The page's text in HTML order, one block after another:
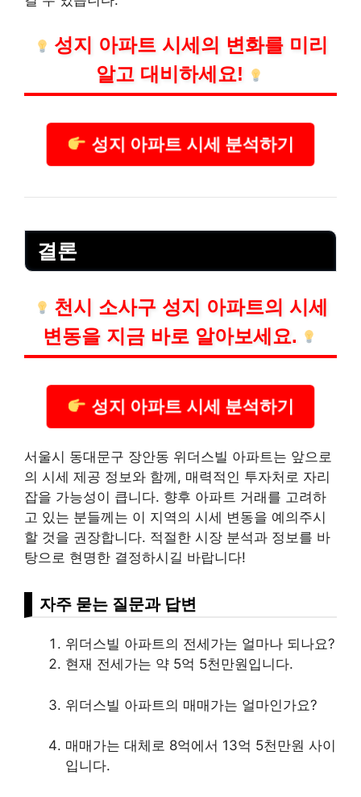
성지 아파트 시세의 변화를 미리
알고 대비하세요!
성지 아파트 시세 분석하기
결론
천시 소사구 성지 아파트의 시세
변동을 지금 바로 알아보세요.
성지 아파트 시세 분석하기
서울시 동대문구 장안동 위더스빌 아파트는 앞으로
의 시세 제공 정보와 함께, 매력적인 투자처로 자리
잡을 가능성이 큽니다. 향후 아파트 거래를 고려하
고 있는 분들께는 이 지역의 시세 변동을 예의주시
할 것을 권장합니다. 적절한 시장 분석과 정보를 바
탕으로 현명한 결정하시길 바랍니다!
자주 묻는 질문과 답변
위더스빌 아파트의 전세가는 얼마나 되나요?
현재 전세가는 약 5억 5천만원입니다.
위더스빌 아파트의 매매가는 얼마인가요?
매매가는 대체로 8억에서 13억 5천만원 사이
입니다.